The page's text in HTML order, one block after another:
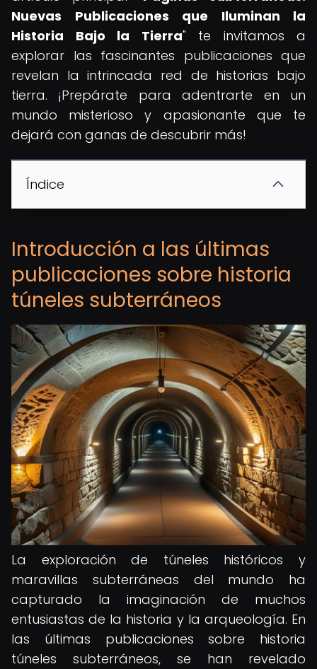
Nuevas Publicaciones que Iluminan la
Historia Bajo la Tierra" te invitamos a
explorar las fascinantes publicaciones que
revelan la intrincada red de historias bajo
tierra. ¡Prepárate para adentrarte en un
mundo misterioso y apasionante que te
dejará con ganas de descubrir más!
Índice
Introducción a las últimas
publicaciones sobre historia
túneles subterráneos
La exploración de túneles históricos y
maravillas subterráneas del mundo ha
capturado la imaginación de muchos
entusiastas de la historia y la arqueología. En
las últimas publicaciones sobre historia
túneles subterráneos, se han revelado